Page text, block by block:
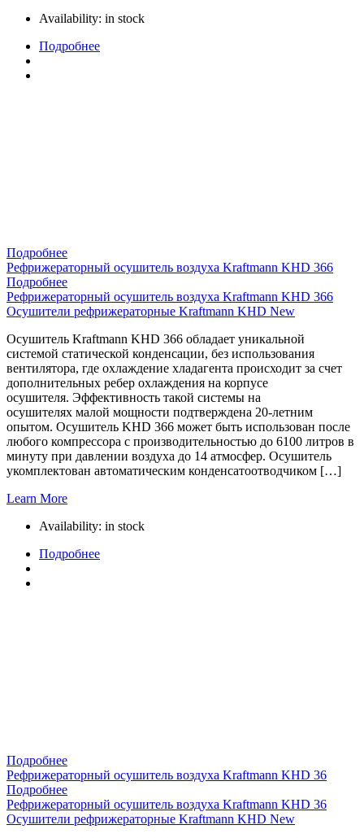
Availability: in stock
Подробнее
Подробнее
Рефрижераторный осушитель воздуха Kraftmann KHD 366
Подробнее
Рефрижераторный осушитель воздуха Kraftmann KHD 366
Осушители рефрижераторные Kraftmann KHD New
Осушитель Kraftmann KHD 366 обладает уникальной
системой статической конденсации, без использования
вентилятора, где охлаждение хладагента происходит за счет
дополнительных ребер охлаждения на корпусе
осушителя. Эффективность такой системы на
осушителях малой мощности подтверждена 20-летним
опытом. Осушитель KHD 366 может быть использован после
любого компрессора с производительностью до 6100 литров в
минуту при давлении воздуха до 14 атмосфер. Осушитель
укомплектован автоматическим конденсатоотводчиком […]
Learn More
Availability: in stock
Подробнее
Подробнее
Рефрижераторный осушитель воздуха Kraftmann KHD 36
Подробнее
Рефрижераторный осушитель воздуха Kraftmann KHD 36
Осушители рефрижераторные Kraftmann KHD New